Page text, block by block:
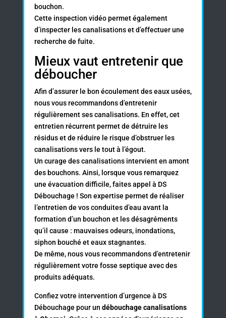
bouchon.
Cette inspection vidéo permet également
d’inspecter les canalisations et d’effectuer une
recherche de fuite.
Mieux vaut entretenir que
déboucher
Afin d’assurer le bon écoulement des eaux usées,
nous vous recommandons d’entretenir
régulièrement ses canalisations. En effet, cet
entretien récurrent permet de détruire les
résidus et de réduire le risque d’obstruer les
canalisations vers le tout à l’égout.
Un curage des canalisationsintervient en amont
des bouchons. Ainsi, lorsque vous remarquez
une évacuation difficile, faites appel à DS
Débouchage ! Son expertise permet de réaliser
l’entretien de vos conduites d’eau avant la
formation d’un bouchon et les désagréments
qu’il cause : mauvaises odeurs, inondations,
siphon bouché et eaux stagnantes.
De même, nous vous recommandons d’entretenir
régulièrement votre fosse septique avec des
produits adéquats.
Confiez votre intervention d’urgence à DS
Débouchage pour un débouchage canalisations